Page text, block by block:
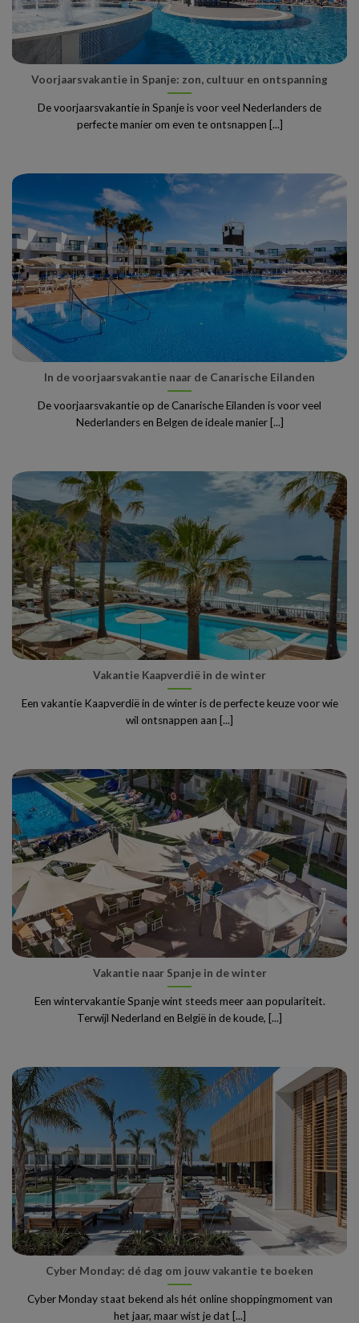
Voorjaarsvakantie in Spanje: zon, cultuur en ontspanning
De voorjaarsvakantie in Spanje is voor veel Nederlanders de
perfecte manier om even te ontsnappen [...]
In de voorjaarsvakantie naar de Canarische Eilanden
De voorjaarsvakantie op de Canarische Eilanden is voor veel
Nederlanders en Belgen de ideale manier [...]
Vakantie Kaapverdië in de winter
Een vakantie Kaapverdië in de winter is de perfecte keuze voor wie
wil ontsnappen aan [...]
Vakantie naar Spanje in de winter
Een wintervakantie Spanje wint steeds meer aan populariteit.
Terwijl Nederland en België in de koude, [...]
Cyber Monday: dé dag om jouw vakantie te boeken
Cyber Monday staat bekend als hét online shoppingmoment van
het jaar, maar wist je dat [...]